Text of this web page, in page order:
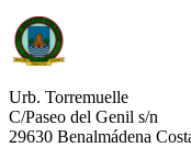
Urb. Torremuelle
C/Paseo del Genil s/n
29630 Benalmádena